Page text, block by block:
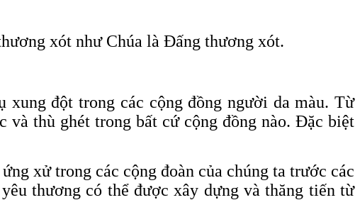
xót như Chúa là Đấng thương xót.
đột trong các cộng đồng người da màu. Từ
thù ghét trong bất cứ cộng đồng nào. Đặc biệt
xử trong các cộng đoàn của chúng ta trước các
thương có thể được xây dựng và thăng tiến từ